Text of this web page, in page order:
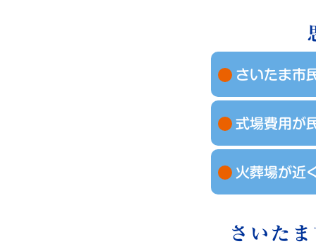
さいたま市
式場費用が
火葬場が近
さいた